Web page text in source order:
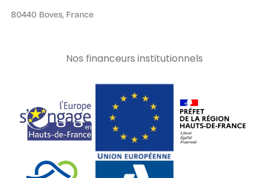
80440 Boves, France
Nos financeurs institutionnels